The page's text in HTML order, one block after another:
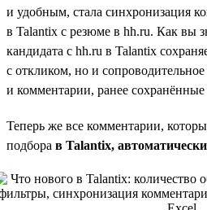
и удобным, стала синхронизация
в Talantix с резюме в hh.ru. Как вы
кандидата с hh.ru в Talantix
с откликом, но и сопроводительное
и комментарии, ранее сохранённые
Теперь же все комментарии,
подбора в Talantix,